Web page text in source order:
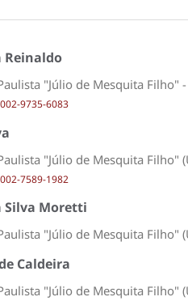
Reinaldo
"Júlio de Mesquita Filho" -
9735-6083
"Júlio de Mesquita Filho"
7589-1982
Silva Moretti
"Júlio de Mesquita Filho"
Caldeira
"Júlio de Mesquita Filho"